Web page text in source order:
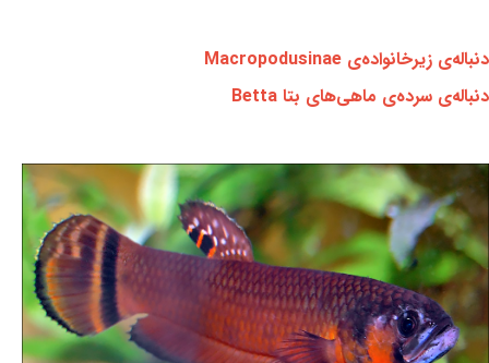
دنباله‌ی زیرخانواده‌ی Macropodusinae
دنباله‌ی سرده‌ی ماهی‌های بتا Betta